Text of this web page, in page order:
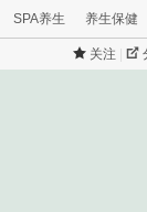
SPA养生 养生保健
关注